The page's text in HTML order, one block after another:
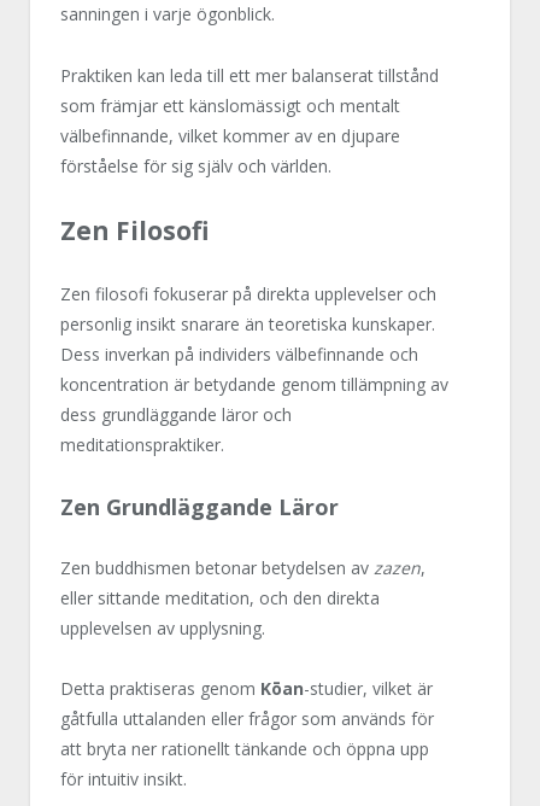
sanningen i varje ögonblick.
Praktiken kan leda till ett mer balanserat tillstånd
som främjar ett känslomässigt och mentalt
välbefinnande, vilket kommer av en djupare
förståelse för sig själv och världen.
Zen Filosofi
Zen filosofi fokuserar på direkta upplevelser och
personlig insikt snarare än teoretiska kunskaper.
Dess inverkan på individers välbefinnande och
koncentration är betydande genom tillämpning av
dess grundläggande läror och
meditationspraktiker.
Zen Grundläggande Läror
Zen buddhismen betonar betydelsen av zazen,
eller sittande meditation, och den direkta
upplevelsen av upplysning.
Detta praktiseras genom Kōan-studier, vilket är
gåtfulla uttalanden eller frågor som används för
att bryta ner rationellt tänkande och öppna upp
för intuitiv insikt.